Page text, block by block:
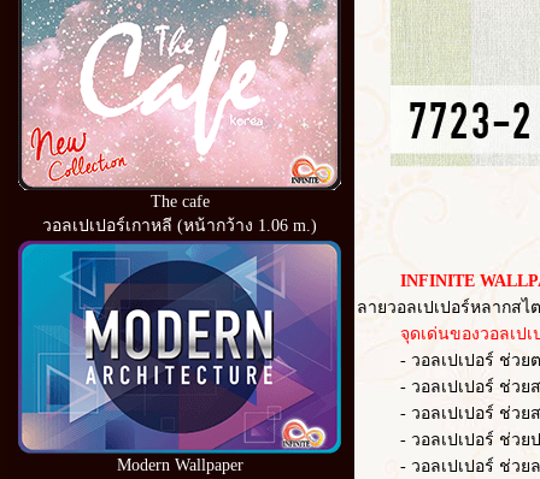
The cafe
วอลเปเปอร์เกาหลี (หน้ากว้าง 1.06 m.)
Modern Wallpaper
INFINITE
ลายวอลเปเปอร์หลากส
จุดเด่นของวอลเปเป
- วอลเปเปอร์ ช่วยต
- วอลเปเปอร์ ช่วยสร้
- วอลเปเปอร์ ช่วยส
- วอลเปเปอร์ ช่วยป
- วอลเปเปอร์ ช่วยลด